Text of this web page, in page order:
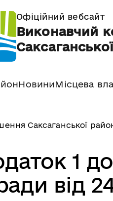
Офіційний вебсайт
Виконавчий
НовиниМісцева
Саксаганської
1
від